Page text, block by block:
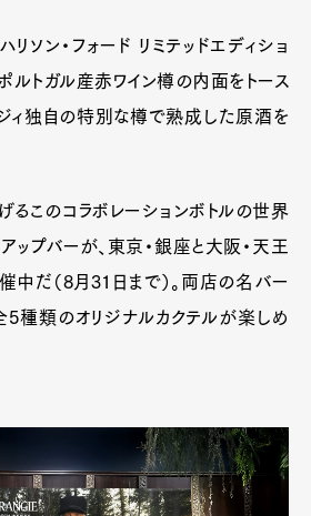
リソン・フォード リミテッドエディショ
ポルトガル産赤ワイン樽の内面をトース
ィ独自の特別な樽で熟成した原酒を
るこのコラボレーションボトルの世界
ップバーが、東京・銀座と大阪・天王
だ（8月31日まで）。両店の名バー
種類のオリジナルカクテルが楽しめ